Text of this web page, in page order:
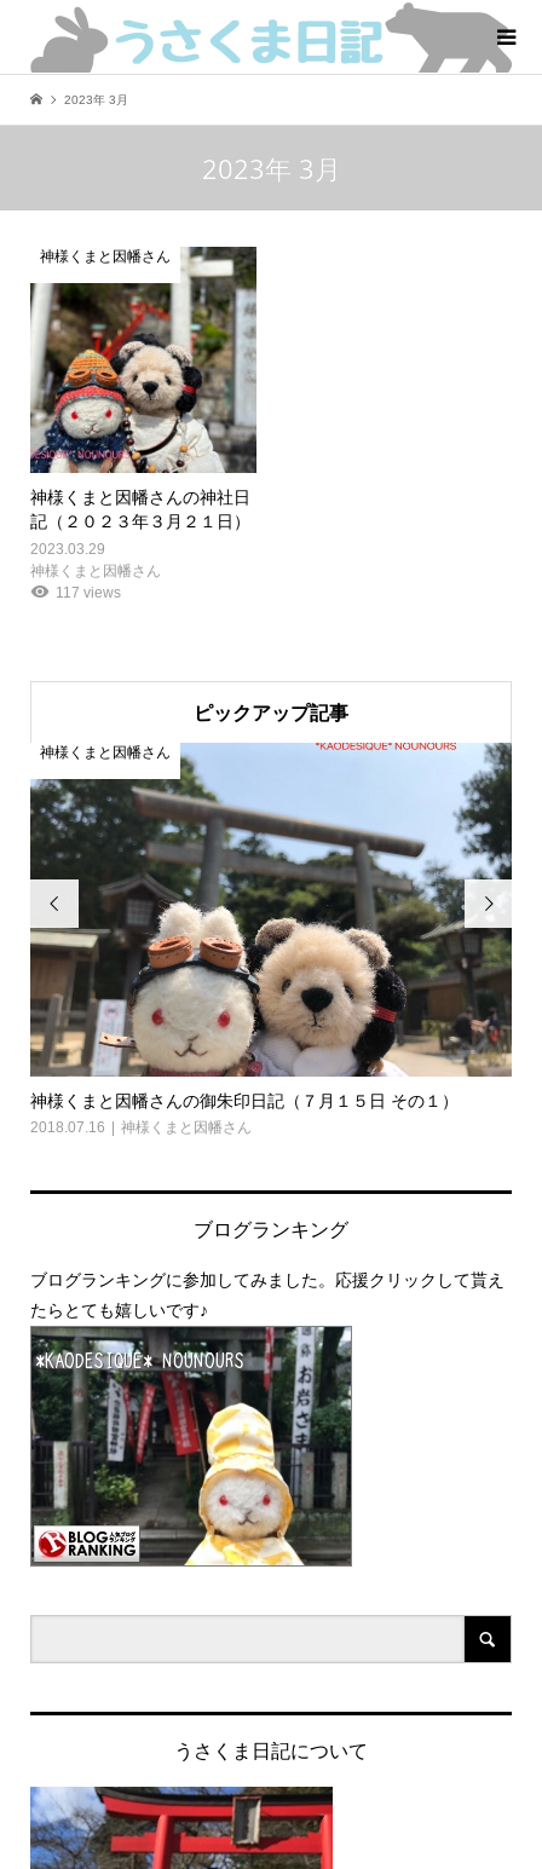
2023年 3月
2023年 3月
神様くまと因幡さん
神様くまと因幡さんの神社日
記（２０２３年３月２１日）
2023.03.29
神様くまと因幡さん
117 views
ピックアップ記事

神様くまと因幡さんの御朱印日記（７月１５日 その１）
2018.07.16 神様くまと因幡さん
神様くまと因幡さん

ブログランキング
ブログランキングに参加してみました。応援クリックして貰え
たらとても嬉しいです♪
うさくま日記について